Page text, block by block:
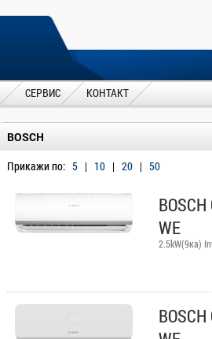
СЕРВИС КОНТАКТ
BOSCH
Прикажи по: 5 | 10 | 20 | 50
WE
2.5kW(9ка)